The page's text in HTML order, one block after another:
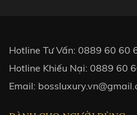
Hotline Tư Vấn: 0889 60 60
Hotline Khiếu Nại: 0889 60
Email: